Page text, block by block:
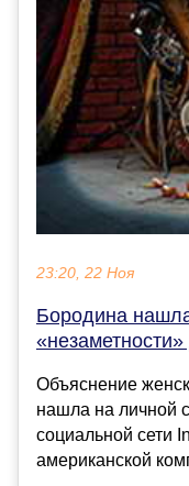
23:20, 22 Ноя
Бородина
Объяснение
нашла на личной
социальной сети
американской